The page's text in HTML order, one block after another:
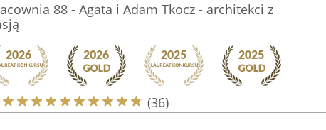
88 - Agata i Adam Tkocz - architekci z
(36)